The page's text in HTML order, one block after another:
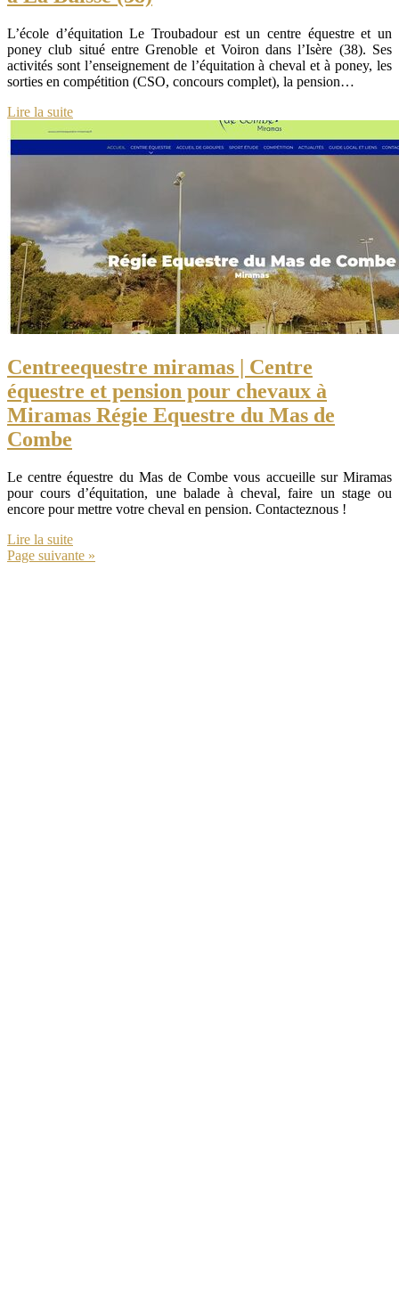
L’école d’équitation Le Troubadour est un centre équestre et un
poney club situé entre Grenoble et Voiron dans l’Isère (38). Ses
activités sont l’enseignement de l’équitation à cheval et à poney, les
sorties en compétition (CSO, concours complet), la pension…
Lire la suite
Centree­questre miramas | Centre
équestre et pension pour chevaux à
Miramas Régie Equestre du Mas de
Combe
Le centre équestre du Mas de Combe vous accueille sur Miramas
pour cours d’équitation, une balade à cheval, faire un stage ou
encore pour mettre votre cheval en pension. Contacteznous !
Lire la suite
Page suivante »